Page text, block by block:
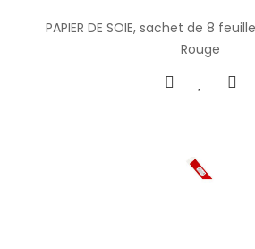
PAPIER DE SOIE, sachet de 8
Rouge